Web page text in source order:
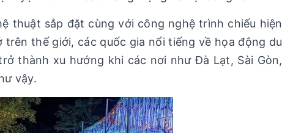
thuật sắp đặt cùng với công nghệ trình chiếu hiện
thế giới, các quốc gia nổi tiếng về họa động du
thành xu hướng khi các nơi như Đà Lạt, Sài Gòn,
vậy.